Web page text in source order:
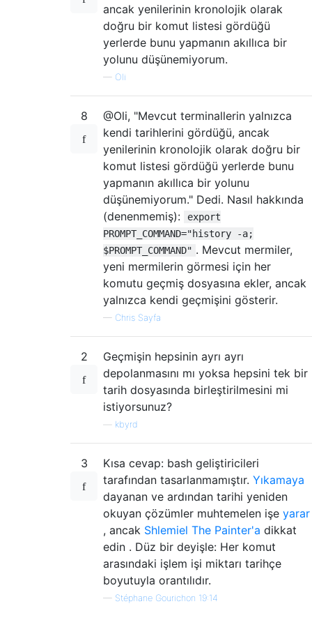
ancak yenilerinin kronolojik olarak
doğru bir komut listesi gördüğü
yerlerde bunu yapmanın akıllıca bir
yolunu düşünemiyorum.
— Oli
8
@Oli, "Mevcut terminallerin yalnızca
kendi tarihlerini gördüğü, ancak
yenilerinin kronolojik olarak doğru bir
komut listesi gördüğü yerlerde bunu
yapmanın akıllıca bir yolunu
düşünemiyorum." Dedi. Nasıl hakkında
(denenmemiş):
export
PROMPT_COMMAND="history -a;
$PROMPT_COMMAND" . Mevcut mermiler,
yeni mermilerin görmesi için her
komutu geçmiş dosyasına ekler, ancak
yalnızca kendi geçmişini gösterir.
— Chris Sayfa
2
Geçmişin hepsinin ayrı ayrı
depolanmasını mı yoksa hepsini tek bir
tarih dosyasında birleştirilmesini mi
istiyorsunuz?
kbyrd
3
Kısa cevap: bash geliştiricileri
tarafından tasarlanmamıştır. Yıkamaya
dayanan ve ardından tarihi yeniden
okuyan çözümler muhtemelen işe yarar
, ancak Shlemiel The Painter'a dikkat
edin . Düz bir deyişle: Her komut
arasındaki işlem işi miktarı tarihçe
boyutuyla orantılıdır.
— Stéphane Gourichon 19:14